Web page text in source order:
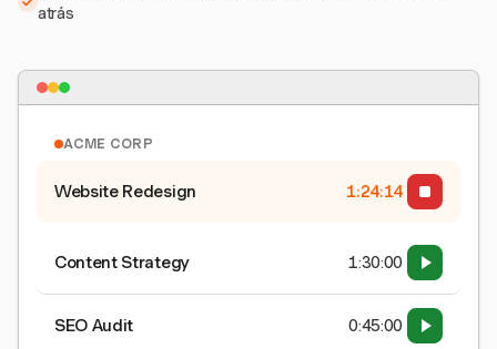
atrás
ACME CORP
Website Redesign 1:24:15
Content Strategy 1:30:00
SEO Audit 0:45:00